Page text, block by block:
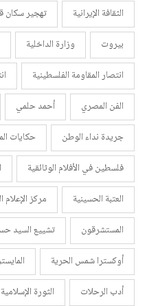
الثقافة الإيرانية
تهجير سكان
بيروت
وزارة الداخلية
انتصار المقاومة الفلسطينية
الفن المصري
أحمد حلمي
جريدة نداء الوطن
حكايات
فلسطين في الأفلام الوثائقية
العتبة الحسينية
مركز الإعلام
المستشرقون
تشييع السيد
أوكسترا شمس الحرية
أدب الرحلات
الثورة